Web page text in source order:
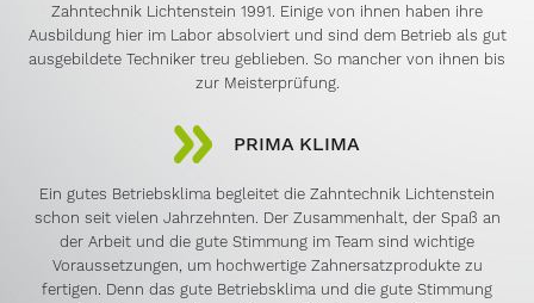
Zahntechnik Lichtenstein 1991. Einige von ihnen haben ihre
Ausbildung hier im Labor absolviert und sind dem Betrieb als gut
ausgebildete Techniker treu geblieben. So mancher von ihnen bis
zur Meisterprüfung.
PRIMA KLIMA
Ein gutes Betriebsklima begleitet die Zahntechnik Lichtenstein
schon seit vielen Jahrzehnten. Der Zusammenhalt, der Spaß an
der Arbeit und die gute Stimmung im Team sind wichtige
Voraussetzungen, um hochwertige Zahnersatzprodukte zu
fertigen. Denn das gute Betriebsklima und die gute Stimmung